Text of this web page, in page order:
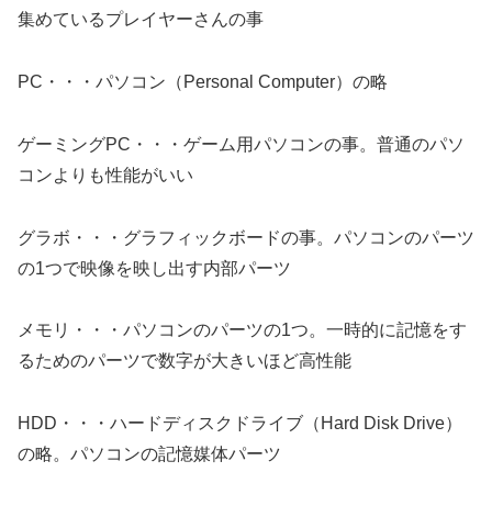
集めているプレイヤーさんの事
PC・・・パソコン（Personal Computer）の略
ゲーミングPC・・・ゲーム用パソコンの事。普通のパソ
コンよりも性能がいい
グラボ・・・グラフィックボードの事。パソコンのパーツ
の1つで映像を映し出す内部パーツ
メモリ・・・パソコンのパーツの1つ。一時的に記憶をす
るためのパーツで数字が大きいほど高性能
HDD・・・ハードディスクドライブ（Hard Disk Drive）
の略。パソコンの記憶媒体パーツ